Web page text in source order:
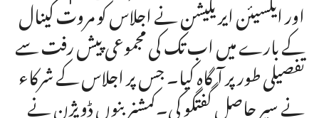
اور ایکسیئن ایریگیشن نے اجلاس کو مروت کینال
کے بارے میں اب تک کی مجموعی پیش رفت سے
تفصیلی طور پر آگاہ کیا۔ جس پر اجلاس کے شرکاء
نے سیر حاصل گفتگو کی۔کمشنر بنوں ڈویژن نے